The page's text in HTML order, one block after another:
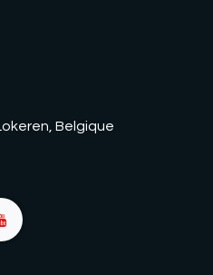
Belgique